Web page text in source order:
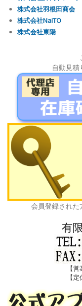
株式会社羽根田商会
株式会社NaITO
株式会社東陽
自動見
会員登録された
有
【
【定